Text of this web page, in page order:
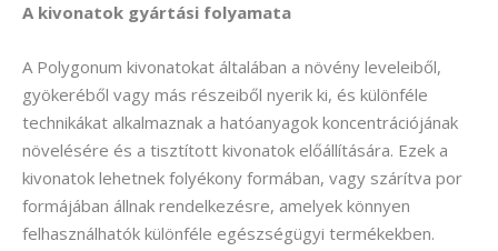
A kivonatok gyártási folyamata
A Polygonum kivonatokat általában a növény leveleiből,
gyökeréből vagy más részeiből nyerik ki, és különféle
technikákat alkalmaznak a hatóanyagok koncentrációjának
növelésére és a tisztított kivonatok előállítására. Ezek a
kivonatok lehetnek folyékony formában, vagy szárítva por
formájában állnak rendelkezésre, amelyek könnyen
felhasználhatók különféle egészségügyi termékekben.